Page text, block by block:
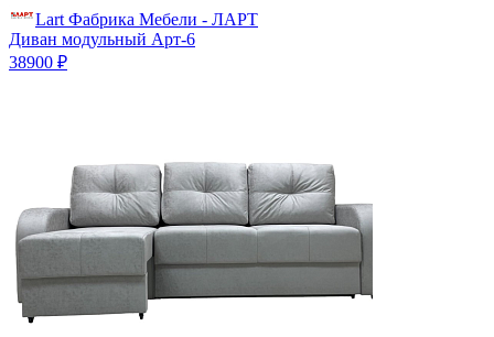
Lart Фабрика Мебели - ЛАРТ
Диван модульный Арт-6
38900 ₽